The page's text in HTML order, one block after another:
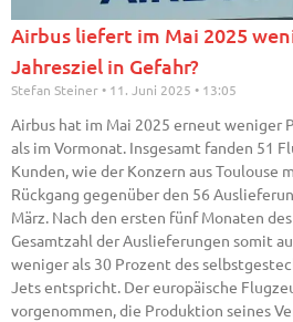
Airbus liefert im Mai 2025
Jahresziel in Gefahr?
Stefan Steiner 11. Juni 2025 13:05
Airbus hat im Mai 2025 erneut weniger
als im Vormonat. Insgesamt fanden 51
Kunden, wie der Konzern aus Toulouse
Rückgang gegenüber den 56
März. Nach den ersten fünf Monaten
Gesamtzahl der Auslieferungen somit
weniger als 30 Prozent des
Jets entspricht. Der europäische
vorgenommen, die Produktion seines